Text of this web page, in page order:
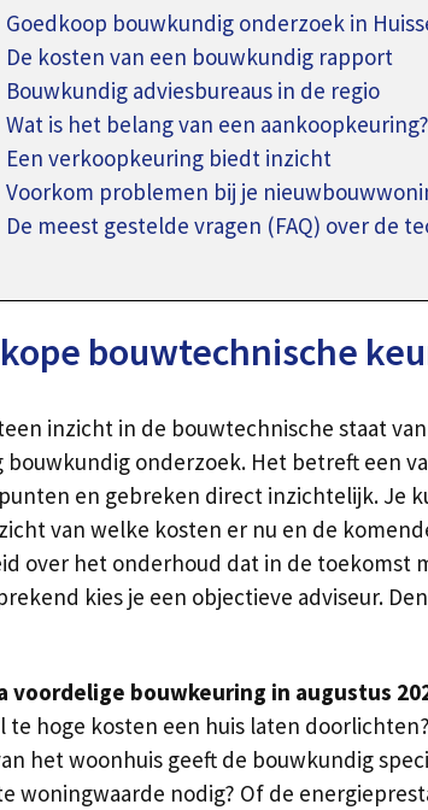
Goedkoop bouwkundig onderzoek in
De kosten van een bouwkundig rapport
Bouwkundig adviesbureaus in de regio
Wat is het belang van een aankoopkeuring?
Een verkoopkeuring biedt inzicht
Voorkom problemen bij je
De meest gestelde vragen (FAQ) over de
bouwtechnische
inzicht in de bouwtechnische staat
bouwkundig onderzoek. Het betreft een
en gebreken direct inzichtelijk. Je
van welke kosten er nu en de
over het onderhoud dat in de
kies je een objectieve adviseur.
voordelige bouwkeuring in augustus
te hoge kosten een huis laten
het woonhuis geeft de bouwkundig
woningwaarde nodig? Of de